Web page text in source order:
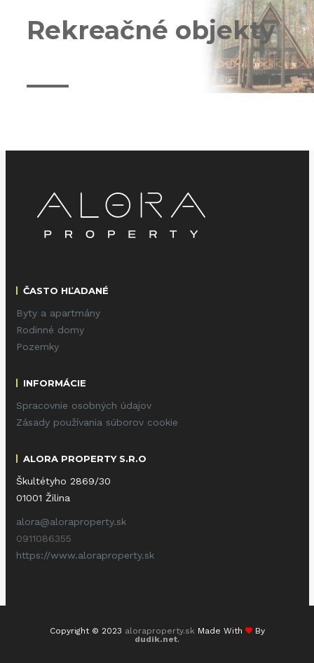
Rekreačné objekty
ČASTO HĽADANÉ
Byty a apartmány
Rodinné domy
Pozemky
INFORMÁCIE
Spracovnie osobných údajov
Zásady používania súborov cookie
ALORA PROPERTY S.R.O
Škultétyho 2869/30
01001 Žilina
alora@aloraproperty.sk
0911086355
https://www.aloraproperty.sk
Copyright © 2023 aloraproperty.sk Made With
By
dudik.net.